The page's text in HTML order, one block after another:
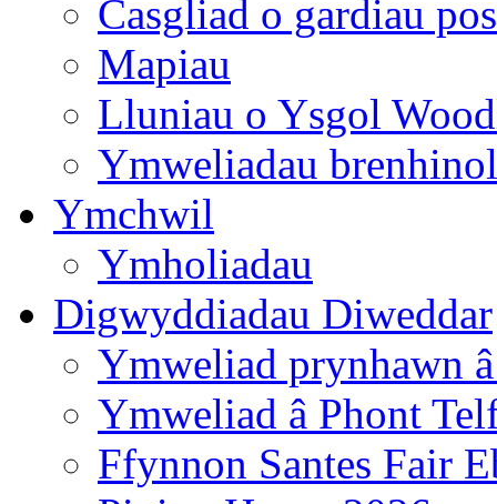
Casgliad o gardiau
Mapiau
Lluniau o Ysgol
Ymweliadau
Ymchwil
Ymholiadau
Digwyddiadau Diweddar
Ymweliad prynhawn
Ymweliad â Phont
Ffynnon Santes Fair